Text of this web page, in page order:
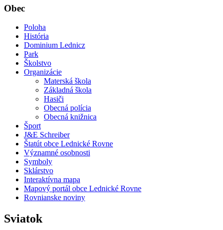
Obec
Poloha
História
Dominium Lednicz
Park
Školstvo
Organizácie
Materská škola
Základná škola
Hasiči
Obecná polícia
Obecná knižnica
Šport
J&E Schreiber
Štatút obce Lednické Rovne
Významné osobnosti
Symboly
Sklárstvo
Interaktívna mapa
Mapový portál obce Lednické Rovne
Rovnianske noviny
Sviatok